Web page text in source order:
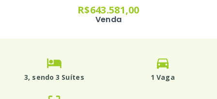
R$643.581,00
Venda
3, sendo 3 Suítes 1 Vaga